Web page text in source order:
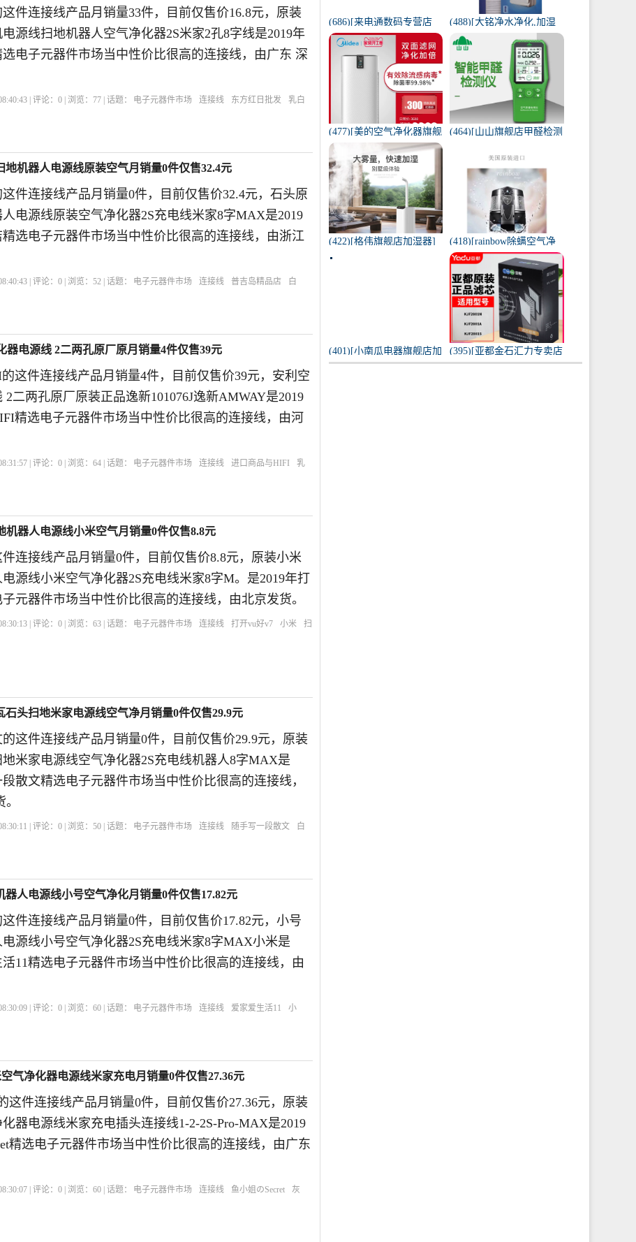
件连接线产品月销量33件，目前仅售价16.8元，原装
源线扫地机器人空气净化器2S米家2孔8字线是2019年
电子元器件市场当中性价比很高的连接线，由广东 深
| 评论：0 | 浏览： 77 | 话题： 电子元器件市场 连接线 东方红日批发
乳白
机器人电源线原装空气月销量0件仅售32.4元
件连接线产品月销量0件，目前仅售价32.4元，石头原
电源线原装空气净化器2S充电线米家8字MAX是2019
选电子元器件市场当中性价比很高的连接线，由浙江
| 评论：0 | 浏览：52 | 话题： 电子元器件市场 连接线 普吉岛精品店
白
电源线 2二两孔原厂原月销量4件仅售39元
这件连接线产品月销量4件，目前仅售价39元，安利空
二两孔原厂原装正品逸新101076J逸新AMWAY是2019
精选电子元器件市场当中性价比很高的连接线，由河
| 评论：0 | 浏览：64 | 话题： 电子元器件市场 连接线 进口商品与HIFI
乳
器人电源线小米空气月销量0件仅售8.8元
连接线产品月销量0件，目前仅售价8.8元，原装小米
源线小米空气净化器2S充电线米家8字M。是2019年打
元器件市场当中性价比很高的连接线，由北京发货。
| 评论：0 | 浏览：63 | 话题： 电子元器件市场 连接线 打开vu好v7 小米
扫
头扫地米家电源线空气净月销量0件仅售29.9元
这件连接线产品月销量0件，目前仅售价29.9元，原装
米家电源线空气净化器2S充电线机器人8字MAX是
散文精选电子元器件市场当中性价比很高的连接线，
| 评论：0 | 浏览：50 | 话题： 电子元器件市场 连接线 随手写一段散文
白
人电源线小号空气净化月销量0件仅售17.82元
件连接线产品月销量0件，目前仅售价17.82元，小号
源线小号空气净化器2S充电线米家8字MAX小米是
活11精选电子元器件市场当中性价比很高的连接线，由
| 评论：0 | 浏览：60 | 话题： 电子元器件市场 连接线 爱家爱生活11
小
气净化器电源线米家充电月销量0件仅售27.36元
这件连接线产品月销量0件，目前仅售价27.36元，原装
器电源线米家充电插头连接线1-2-2S-Pro-MAX是2019
精选电子元器件市场当中性价比很高的连接线，由广东
| 评论：0 | 浏览：60 | 话题： 电子元器件市场 连接线 鱼小姐のSecret
灰
(686)[来电通数码专营店
USB加湿器]加湿器家用静
音卧室小米小型空气无线
可月销量213件仅售29元
(488)[大铭净水净化,加湿
抽湿机配件]3M菲尔萃空
气净化器静电滤网FACF月
销量1件仅售199元
(477)[美的空气净化器旗舰
店空气净化,氧吧]美的空气
净化器家用除甲醛月销量
170件仅售3698元
(464)[山山旗舰店甲醛检测
苯空气质量专业家月销量
12件仅售298元
(422)[格伟旗舰店加湿器]
工业加湿器大容量空气家
(418)[rainbow除螨空气净
化,氧吧]美国原装进口水过
滤RAINBOW空气月销量0
件仅售31920元
(401)[小南瓜电器旗舰店加
湿器]小南瓜加湿器家用静
(395)[亚都金石汇力专卖店
净化,加湿抽湿机配件]亚都